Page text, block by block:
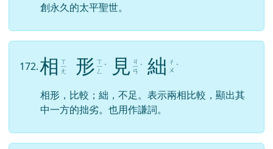
創永久的太平聖世。
172.相 ㄒ
ㄧ
ㄤ 形 ㄒ
ㄧ
ㄥ
ˊ 見 ㄐ
ㄧ
ㄢ
ˋ 絀 ㄔ
ㄨ ˋ
相形，比較；絀，不足。表示兩相比較，顯出其
中一方的拙劣。也用作謙詞。